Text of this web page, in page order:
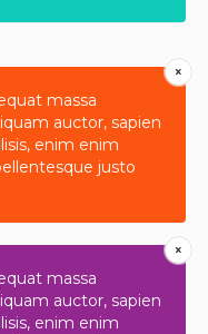
massa
auctor, sapien
enim enim
justo
massa
auctor, sapien
enim enim